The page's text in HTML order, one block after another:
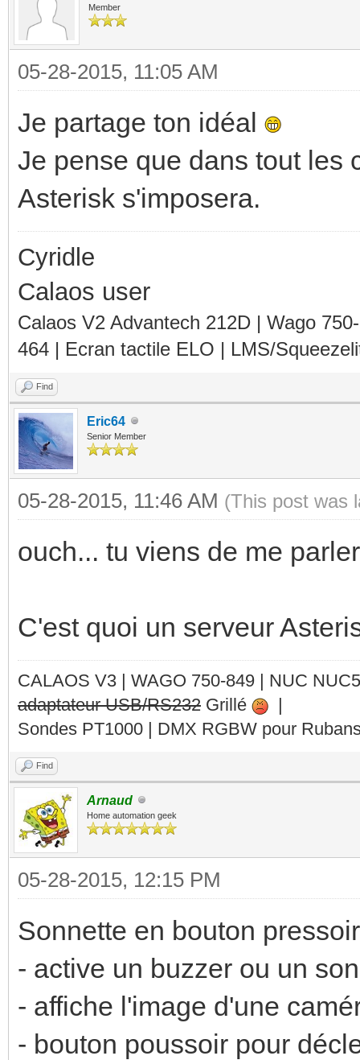
Member
05-28-2015, 11:05 AM
Je partage ton idéal
Je pense que dans tout les
Asterisk s'imposera.
Cyridle
Calaos user
Calaos V2 Advantech 212D | Wago
464 | Ecran tactile ELO | LMS/
Find
Eric64
Senior Member
05-28-2015, 11:46 AM (This post was
ouch... tu viens de me
C'est quoi un serveur
CALAOS V3 | WAGO 750-849 | NUC
adaptateur USB/RS232 Grillé
|
Sondes PT1000 | DMX RGBW pour
Find
Arnaud
Home automation geek
05-28-2015, 12:15 PM
Sonnette en bouton
- active un buzzer ou un
- affiche l'image d'une
- bouton poussoir pour